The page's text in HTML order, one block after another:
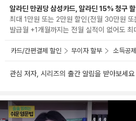
알라딘 만권당 삼성카드, 알라딘 15% 청구
최대 1만원 또는 2만원 할인(전월 30만원
발급월 +1개월까지는 전월 실적이 없어도 최
카드/간편결제 할인 무이자 할부 소득공
관심 저자, 시리즈의 출간 알림을 받아보세요